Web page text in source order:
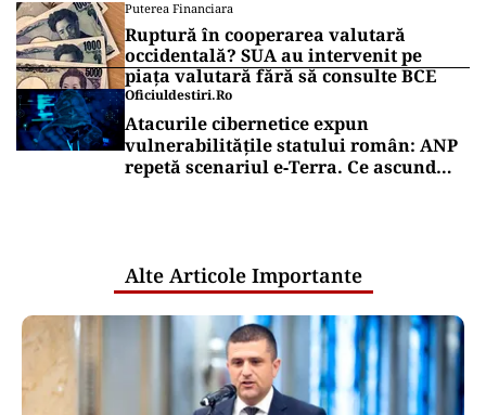
Puterea Financiara
Ruptură în cooperarea valutară
occidentală? SUA au intervenit pe
piața valutară fără să consulte BCE
Oficiuldestiri.ro
Atacurile cibernetice expun
vulnerabilitățile statului român: ANP
repetă scenariul e‑Terra. Ce ascund
Alte Articole Importante